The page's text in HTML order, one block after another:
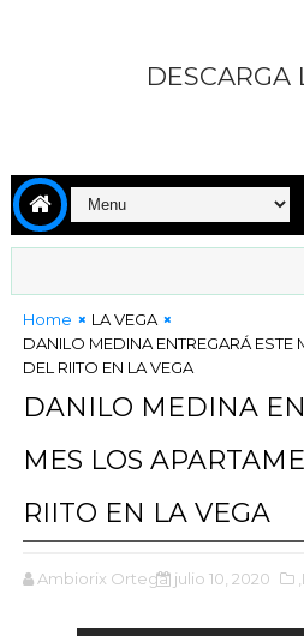
DESCARGA
Home
LA VEGA
DANILO MEDINA ENTREGARÁ ESTE
DEL RIITO EN LA VEGA
DANILO MEDINA
MES LOS
RIITO EN LA VEGA
Ambiorix Ortega julio 10, 2020